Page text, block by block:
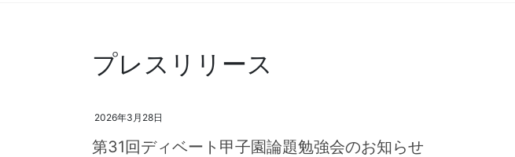
プレスリリース
2026年3月28日
第31回ディベート甲子園論題勉強会のお知らせ